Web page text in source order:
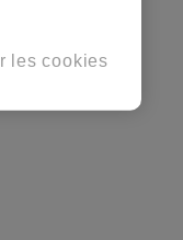
les cookies